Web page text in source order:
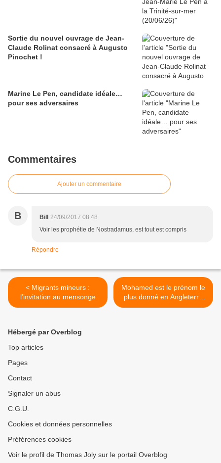
Sortie du nouvel ouvrage de Jean-
Claude Rolinat consacré à Augusto
Pinochet !
Marine Le Pen, candidate idéale…
pour ses adversaires
Commentaires
Ajouter un commentaire
B Bill
24/09/2017 08:48
Voir les prophétie de Nostradamus, est tout est compris
Répondre
< Migrants mineurs :
l’invitation au mensonge
Mohamed est le prénom le
plus donné en Angleterre
colonisée >
Hébergé par Overblog
Top articles
Pages
Contact
Signaler un abus
C.G.U.
Cookies et données personnelles
Préférences cookies
Voir le profil de Thomas Joly sur le portail Overblog